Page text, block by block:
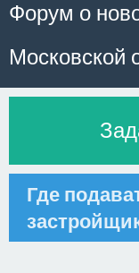
Форум о
Московской
Где